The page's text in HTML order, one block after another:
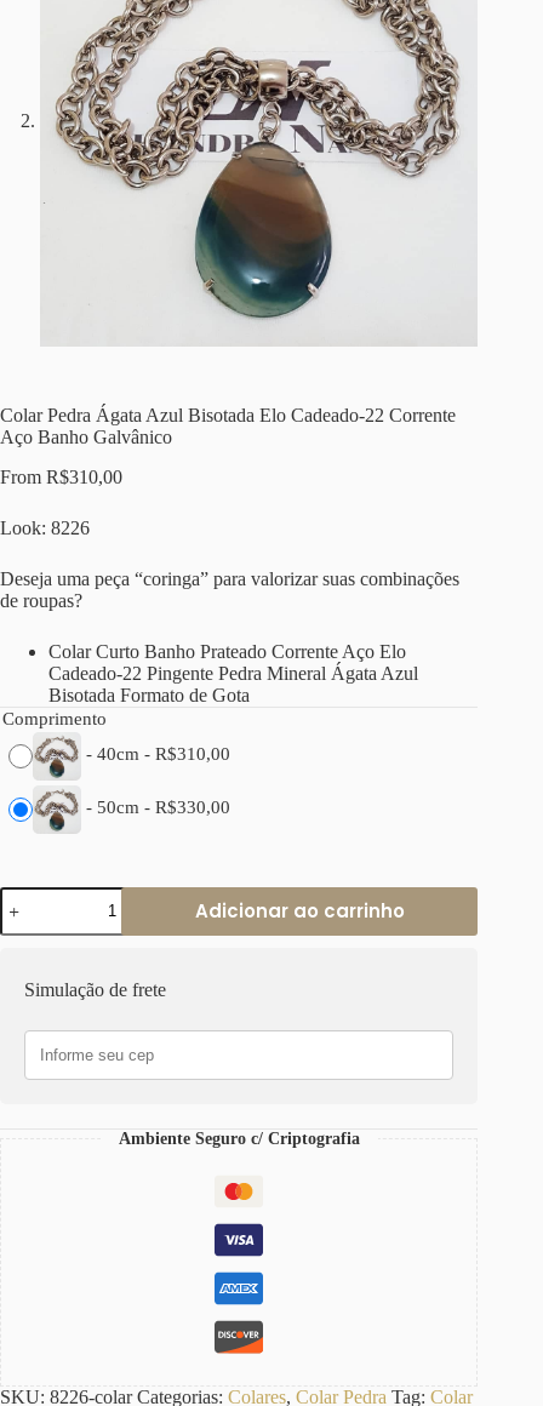
Colar Pedra Ágata Azul Bisotada Elo Cadeado-22 Corrente
Aço Banho Galvânico
From R$310,00
Look: 8226
Deseja uma peça “coringa” para valorizar suas combinações
de roupas?
Colar Curto Banho Prateado Corrente Aço Elo
Cadeado-22 Pingente Pedra Mineral Ágata Azul
Bisotada Formato de Gota
Comprimento
- 40cm - R$310,00
- 50cm - R$330,00
Colar
Pedra
Ágata
Corrente
Aço
Adicionar ao carrinho
Simulação de frete
Ambiente Seguro c/ Criptografia
SKU: 8226-colar Categorias: Colares, Colar Pedra Tag: Colar